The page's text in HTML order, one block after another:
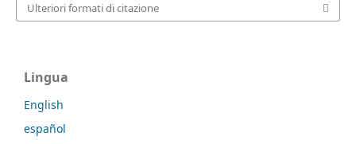
Ulteriori formati di citazione
Lingua
English
español